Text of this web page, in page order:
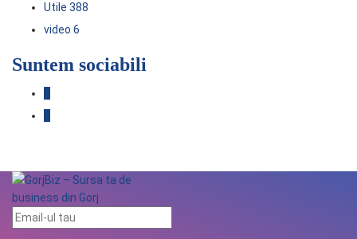
Utile 388
video 6
Suntem sociabili